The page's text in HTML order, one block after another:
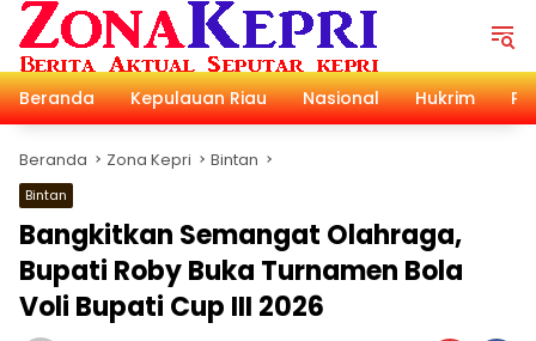
Langsung
konten
Beranda
Kepulauan Riau Nasional Hukrim
Beranda Zona Kepri Bintan
Bintan
Bangkitkan Semangat Olahraga,
Bupati Roby Buka Turnamen Bola
Voli Bupati Cup III 2026